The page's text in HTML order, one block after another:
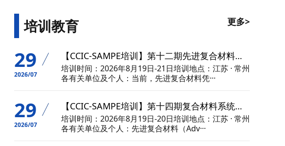
更多>
培训教育
29
2026/07
【CCIC-SAMPE培训】第十二期先进复合材料工艺成型与应用技术培训
培训时间：2026年8月19日-21日培训地点：江苏 · 常州
各有关单位及个人：当前，先进复合材料凭···
29
2026/07
【CCIC-SAMPE培训】第十四期复合材料系统知识培训
培训时间：2026年8月19日-20日培训地点：江苏 · 常州
各有关单位及个人：先进复合材料（Adv···